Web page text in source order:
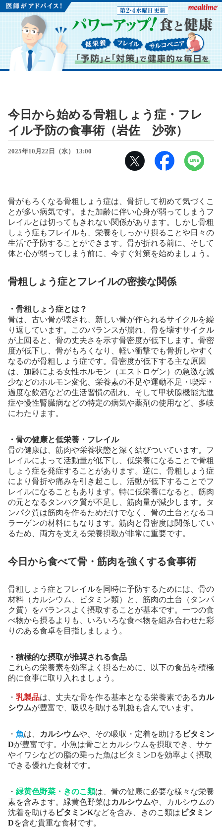
今日から始める骨粗しょう症・フレ
イル予防の食事術（岩佐 沙弥）
2025年10月22日（水） 13:00
骨がもろくなる骨粗しょう症は、骨折して初めて気づくこ
とが多い病気です。また加齢に伴い心身が弱ってしまうフ
レイルとは切ってもきれない関係があります。しかし骨粗
しょう症もフレイルも、栄養をしっかり摂ることや日々の
生活で予防することができます。骨が折れる前に、そして
体と心が弱ってしまう前に、今すぐ対策を始めましょう。
骨粗しょう症とフレイルの密接な関係
・骨粗しょう症とは？
骨は、古い骨が壊され、新しい骨が作られるサイクルを繰
り返しています。このバランスが崩れ、骨を壊すサイクル
が上回ると、骨の丈夫さを示す骨密度が低下します。骨密
度が低下し、骨がもろくなり、軽い衝撃でも骨折しやすく
なるのが骨粗しょう症です。骨密度が低下する主な原因
は、加齢による女性ホルモン（エストロゲン）の急激な減
少などのホルモン変化、栄養素の不足や運動不足・喫煙・
過度な飲酒などの生活習慣の乱れ、そして甲状腺機能亢進
症や慢性腎臓病などの特定の病気や薬剤の使用など、多岐
にわたります。
・骨の健康と低栄養・フレイル
骨の健康は、筋肉や栄養状態と深く結びついています。フ
レイルによって活動量が低下し、低栄養になることで骨粗
しょう症を発症することがあります。逆に、骨粗しょう症
により骨折や痛みを引き起こし、活動が低下することでフ
レイルになることもあります。特に低栄養になると、筋肉
の元となるタンパク質が不足し、筋肉量が減少します。タ
ンパク質は筋肉を作るためだけでなく、骨の土台となるコ
ラーゲンの材料にもなります。筋肉と骨密度は関係してい
るため、両方を支える栄養摂取が非常に重要です。
今日から食べて骨・筋肉を強くする食事術
骨粗しょう症とフレイルを同時に予防するためには、骨の
材料（カルシウム、ビタミン類）と、筋肉の土台（タンパ
ク質）をバランスよく摂取することが基本です。一つの食
べ物から摂るよりも、いろいろな食べ物を組み合わせた彩
りのある食卓を目指しましょう。
・積極的な摂取が推奨される食品
これらの栄養素を効率よく摂るために、以下の食品を積極
的に食事に取り入れましょう。
・ 乳製品は、丈夫な骨を作る基本となる栄養素である カル
シウムが豊富で、吸収を助ける乳糖も含んでいます。
・ 魚は、 カルシウムや、その吸収・定着を助ける ビタミン
Dが豊富です。小魚は骨ごとカルシウムを摂取でき、サケ
やイワシなどの脂の乗った魚はビタミンDを効率よく摂取
できる優れた食材です。
・ 緑黄色野菜・きのこ類は、骨の健康に必要な様々な栄養
素を含みます。緑黄色野菜はカルシウムや、カルシウムの
沈着を助ける ビタミンKなどを含み、きのこ類は ビタミン
Dを含む貴重な食材です。